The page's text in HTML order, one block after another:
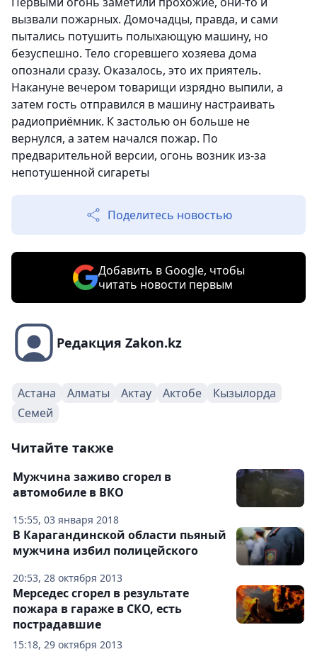
вызвали пожарных. Домочадцы, правда, и сами
пытались потушить полыхающую машину, но
безуспешно. Тело сгоревшего хозяева дома
опознали сразу. Оказалось, это их приятель.
Накануне вечером товарищи изрядно выпили, а
затем гость отправился в машину настраивать
радиоприёмник. К застолью он больше не
вернулся, а затем начался пожар. По
предварительной версии, огонь возник из-за
непотушенной сигареты
Поделитесь новостью
Добавить в Google, чтобы
читать новости первым
Редакция Zakon.kz
Астана Алматы Актау Актобе
Кызылорда
Семей
Читайте также
15:55, 03 января 2018
Мужчина заживо сгорел в
автомобиле в ВКО
20:53, 28 октября 2013
В Карагандинской области пьяный
мужчина избил полицейского
15:18, 29 октября 2013
Мерседес сгорел в результате
пожара в гараже в СКО, есть
пострадавшие